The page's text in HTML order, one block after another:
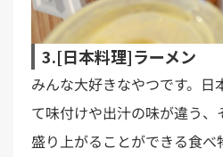
3.[日本料理]ラーメン
みんな大好きなやつです。日
て味付けや出汁の味が違う
盛り上がることができる食べ